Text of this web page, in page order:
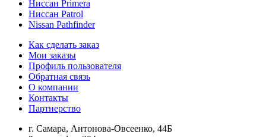
Ниссан Primera
Ниссан Patrol
Nissan Pathfinder
Как сделать заказ
Мои заказы
Профиль пользователя
Обратная связь
О компании
Контакты
Партнерство
г. Самара, Антонова-Овсеенко, 44Б